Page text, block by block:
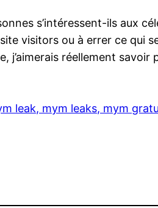
s’intéressent-ils aux
visitors ou à errer ce qui
j’aimerais réellement
leak, mym leaks, mym